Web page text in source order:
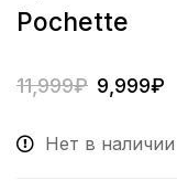
Pochette
11,999₽ 9,999₽
Нет в наличии